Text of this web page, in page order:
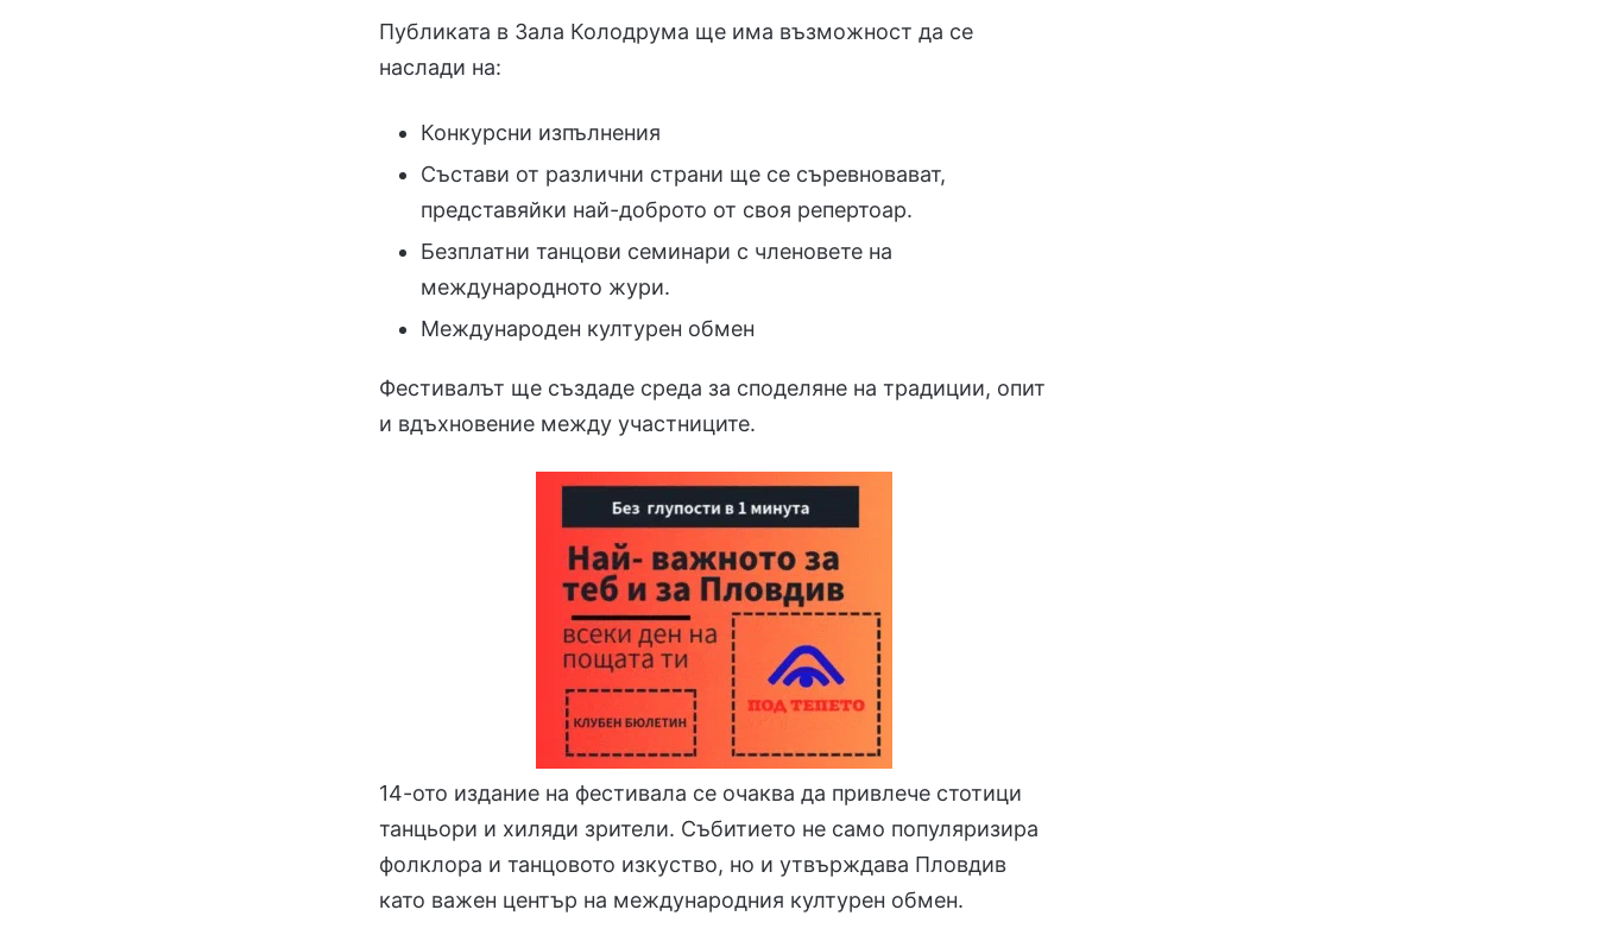
Публиката в Зала Колодрума ще има възможност да се
наслади на:
Конкурсни изпълнения
Състави от различни страни ще се съревновават,
представяйки най-доброто от своя репертоар.
Безплатни танцови семинари с членовете на
международното жури.
Международен културен обмен
Фестивалът ще създаде среда за споделяне на традиции, опит
и вдъхновение между участниците.
14-ото издание на фестивала се очаква да привлече стотици
танцьори и хиляди зрители. Събитието не само популяризира
фолклора и танцовото изкуство, но и утвърждава Пловдив
като важен център на международния културен обмен.